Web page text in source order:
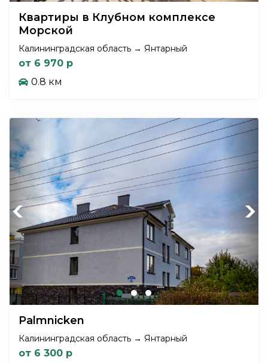
Квартиры в Клубном комплексе
Морской
Калининградская область → Янтарный
от 6 970 р
0.8 км
Previous Next
Palmnicken
Калининградская область → Янтарный
от 6 300 р